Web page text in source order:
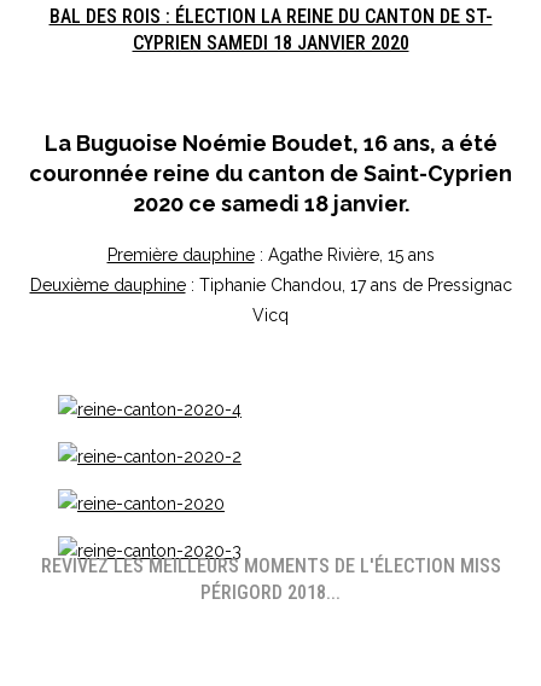
BAL DES ROIS : ÉLECTION LA REINE DU CANTON DE ST-
CYPRIEN SAMEDI 18 JANVIER 2020
La Buguoise Noémie Boudet, 16 ans, a été
couronnée reine du canton de Saint-Cyprien
2020 ce samedi 18 janvier.
Première dauphine: Agathe Rivière, 15 ans
Deuxième dauphine: Tiphanie Chandou, 17 ans de Pressignac
Vicq
REVIVEZ LES MEILLEURS MOMENTS DE L'ÉLECTION MISS
PÉRIGORD 2018...